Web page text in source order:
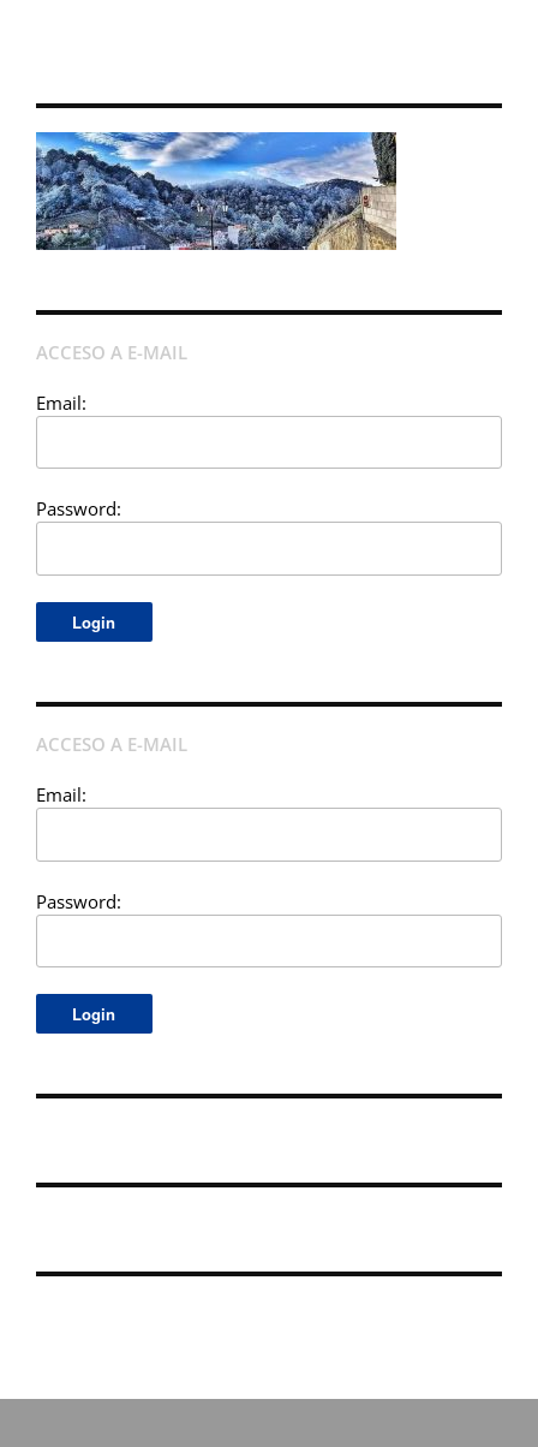
ACCESO A E-MAIL
Email:
Password:
ACCESO A E-MAIL
Email:
Password: